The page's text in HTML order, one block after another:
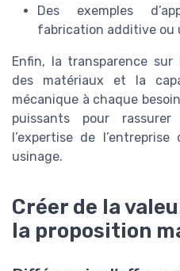
Des exemples
fabrication additive ou
Enfin, la transparence
des matériaux et la
mécanique à chaque
puissants pour
l’expertise de
usinage.
Créer de la
la proposition